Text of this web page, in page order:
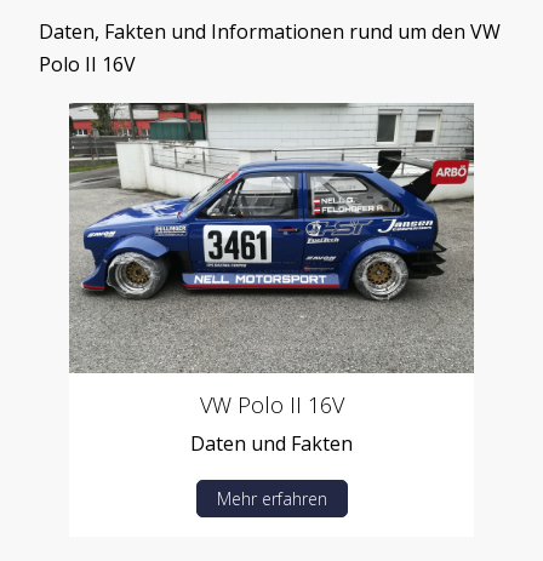
Daten, Fakten und Informationen rund um den VW
Polo II 16V
VW Polo II 16V
Daten und Fakten
Mehr erfahren